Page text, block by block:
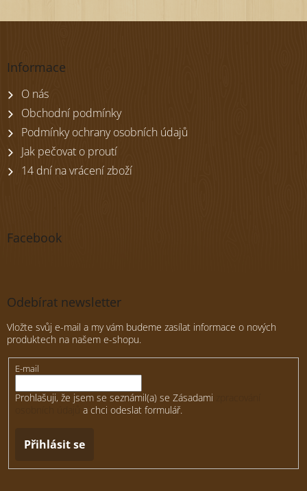
Informace
O nás
Obchodní podmínky
Podmínky ochrany osobních údajů
Jak pečovat o proutí
14 dní na vrácení zboží
Facebook
Odebírat newsletter
Vložte svůj e-mail a my vám budeme zasílat informace o nových
produktech na našem e-shopu.
E-mail
Prohlašuji, že jsem se seznámil(a) se Zásadami
a chci odeslat formulář.
Přihlásit se